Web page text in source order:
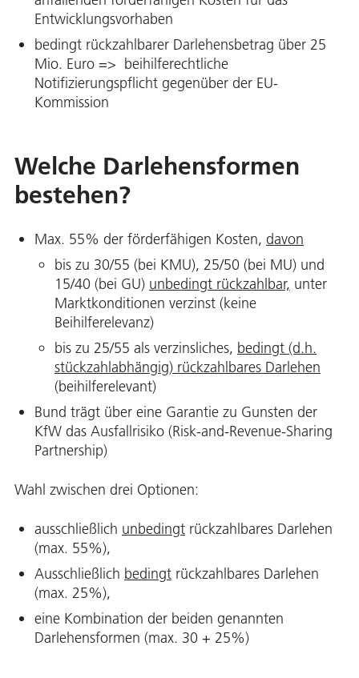
Entwicklungsvorhaben
bedingt rückzahlbarer Darlehensbetrag über 25
Mio. Euro => beihilferechtliche
Notifizierungspflicht gegenüber der EU-
Kommission
Welche Darlehensformen
bestehen?
Max. 55% der förderfähigen Kosten, davon
bis zu 30/55 (bei KMU), 25/50 (bei MU) und
15/40 (bei GU) unbedingt rückzahlbar, unter
Marktkonditionen verzinst (keine
Beihilferelevanz)
bis zu 25/55 als verzinsliches, bedingt (d.h.
stückzahlabhängig) rückzahlbares Darlehen
(beihilferelevant)
Bund trägt über eine Garantie zu Gunsten der
KfW das Ausfallrisiko (Risk-and-Revenue-Sharing
Partnership)
Wahl zwischen drei Optionen:
ausschließlich unbedingt rückzahlbares Darlehen
(max. 55%),
Ausschließlich bedingt rückzahlbares Darlehen
(max. 25%),
eine Kombination der beiden genannten
Darlehensformen (max. 30 + 25%)